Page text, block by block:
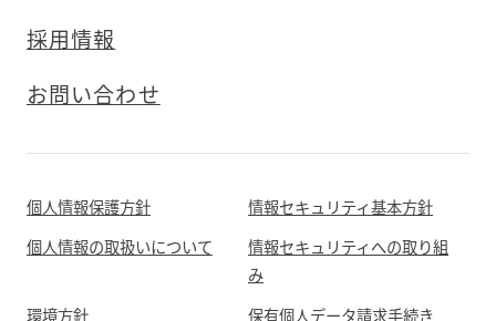
採用情報
お問い合わせ
個人情報保護方針
情報セキュリティ基本方針
個人情報の取扱いについて
情報セキュリティへの取り組
み
環境方針
保有個人データ請求手続き